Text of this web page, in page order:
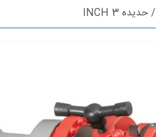
/ حدیده 3 INCH